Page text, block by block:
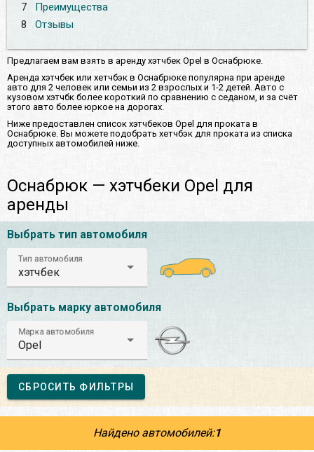
7
Преимущества
8
Отзывы
Предлагаем вам взять в аренду хэтчбек Opel в Оснабрюке.
Аренда хэтчбек или хетчбэк в Оснабрюке популярна при аренде
авто для 2 человек или семьи из 2 взрослых и 1-2 детей. Авто с
кузовом хэтчбк более короткий по сравнению с седаном, и за счёт
этого авто более юркое на дорогах.
Ниже предоставлен список хэтчбеков Opel для проката в
Оснабрюке. Вы можете подобрать хетчбэк для проката из списка
доступных автомобилей ниже.
Оснабрюк — хэтчбеки Opel для
аренды
Выбрать тип автомобиля
Тип автомобиля
хэтчбек
Выбрать марку автомобиля
Марка автомобиля
Opel
СБРОСИТЬ ФИЛЬТРЫ
Найдено автомобилей:1